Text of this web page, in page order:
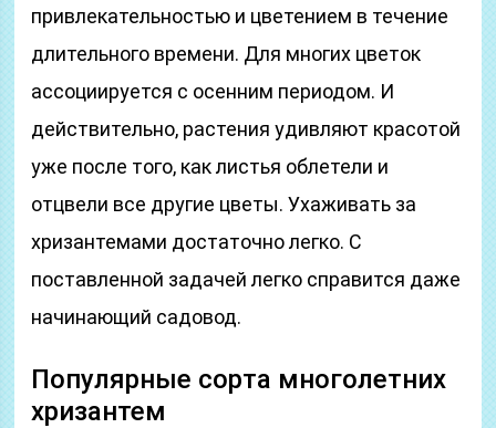
привлекательностью и цветением в течение
длительного времени. Для многих цветок
ассоциируется с осенним периодом. И
действительно, растения удивляют красотой
уже после того, как листья облетели и
отцвели все другие цветы. Ухаживать за
хризантемами достаточно легко. С
поставленной задачей легко справится даже
начинающий садовод.
Популярные сорта многолетних
хризантем